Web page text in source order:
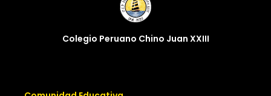
Colegio Peruano Chino Juan XXIII